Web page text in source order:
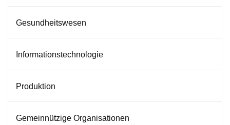
Gesundheitswesen
Informationstechnologie
Produktion
Gemeinnützige Organisationen